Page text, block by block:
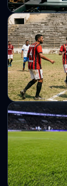
DAZN
посилення
Угода дозволяє
локальних
Михайло
матчі з
Бразильський
свого бренду
ставок.
Михайло